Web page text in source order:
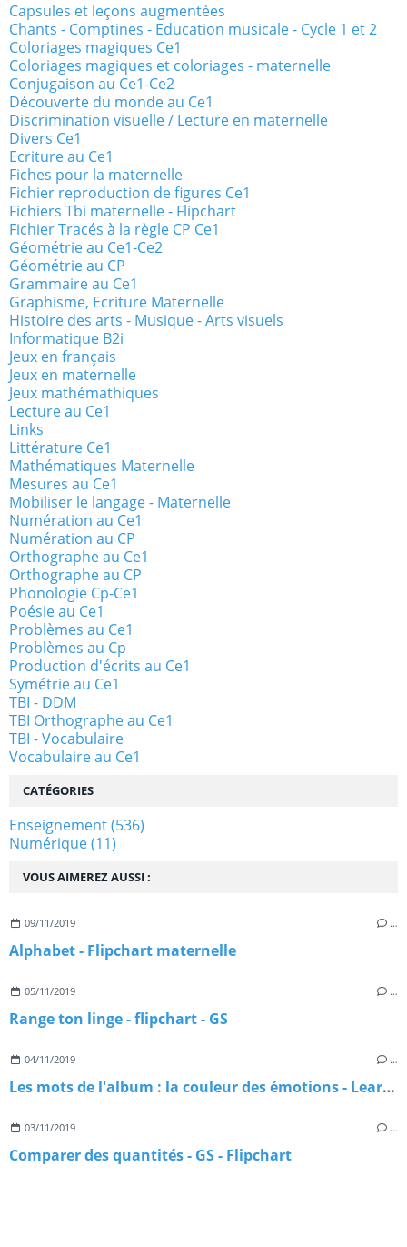
VOUS AIMEREZ AUSSI :
09/11/2019 …
Alphabet - Flipchart maternelle
05/11/2019 …
Range ton linge - flipchart - GS
04/11/2019 …
Les mots de l'album : la couleur des émotions - Learningapps
03/11/2019 …
Comparer des quantités - GS - Flipchart
Capsules et leçons augmentées
Chants - Comptines - Education musicale - Cycle 1 et 2
Coloriages magiques Ce1
Coloriages magiques et coloriages - maternelle
Conjugaison au Ce1-Ce2
Découverte du monde au Ce1
Discrimination visuelle / Lecture en maternelle
Divers Ce1
Ecriture au Ce1
Fiches pour la maternelle
Fichier reproduction de figures Ce1
Fichiers Tbi maternelle - Flipchart
Fichier Tracés à la règle CP Ce1
Géométrie au Ce1-Ce2
Géométrie au CP
Grammaire au Ce1
Graphisme, Ecriture Maternelle
Histoire des arts - Musique - Arts visuels
Informatique B2i
Jeux en français
Jeux en maternelle
Jeux mathémathiques
Lecture au Ce1
Links
Littérature Ce1
Mathématiques Maternelle
Mesures au Ce1
Mobiliser le langage - Maternelle
Numération au Ce1
Numération au CP
Orthographe au Ce1
Orthographe au CP
Phonologie Cp-Ce1
Poésie au Ce1
Problèmes au Ce1
Problèmes au Cp
Production d'écrits au Ce1
Symétrie au Ce1
TBI - DDM
TBI Orthographe au Ce1
TBI - Vocabulaire
Vocabulaire au Ce1
CATÉGORIES
Enseignement(536)
Numérique(11)